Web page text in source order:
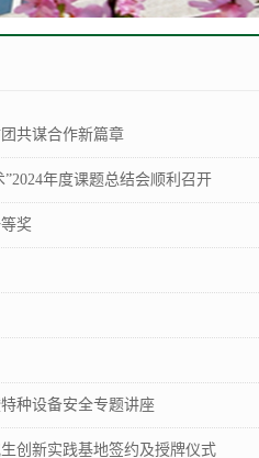
共谋合作新篇章
年度课题总结会顺利召开
奖
种设备安全专题讲座
创新实践基地签约及授牌仪式